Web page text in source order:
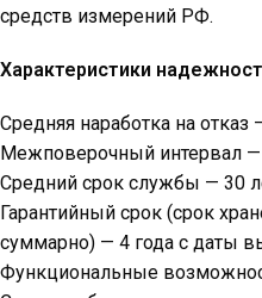
средств измерений РФ.
Характеристики
Средняя наработка на отказ
Межповерочный интервал —
Средний срок службы — 30
Гарантийный срок (срок
суммарно) — 4 года с даты
Функциональные